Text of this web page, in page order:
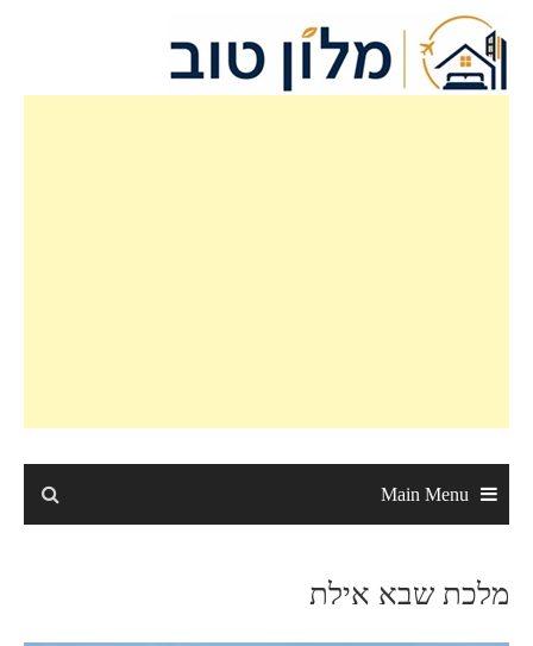
Main Menu
מלכת שבא אילת